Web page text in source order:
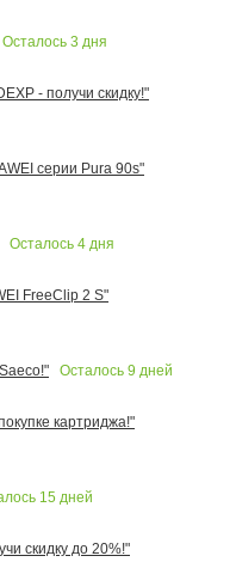
Осталось 3 дня
- получи скидку!"
серии Pura 90s"
Осталось 4 дня
FreeClip 2 S"
Осталось 9 дней
картриджа!"
15 дней
скидку до 20%!"